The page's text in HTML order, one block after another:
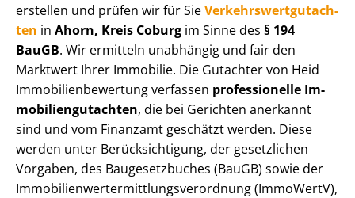
erstellen und prüfen wir für SieVer­kehrs­wert­gut­ach­
ten in Ahorn, Kreis Coburg im Sinne des § 194
BauGB. Wir ermitteln unabhängig und fair den
Marktwert Ihrer Immobilie. Die Gutachter von Heid
Im­mo­bi­li­en­be­wer­tung verfassen professionelle Im­
mo­bi­li­en­gut­ach­ten, die bei Gerichten anerkannt
sind und vom Finanzamt geschätzt werden. Diese
werden unter Be­rück­sich­ti­gung, der gesetzlichen
Vorgaben, des Baugesetzbuches (BauGB) sowie der
Im­mo­bi­li­en­wert­ermitt­lungs­ver­ord­nung (ImmoWertV),